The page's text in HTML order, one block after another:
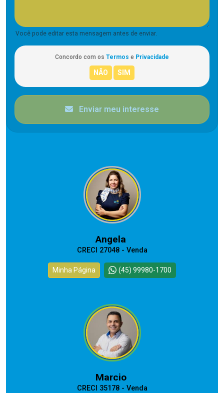
Você pode editar esta mensagem antes de enviar.
Concordo com os Termos e Privacidade
Enviar meu interesse
Angela
CRECI 27048 - Venda
Minha Página (45) 99980-1700
Marcio
CRECI 35178 - Venda